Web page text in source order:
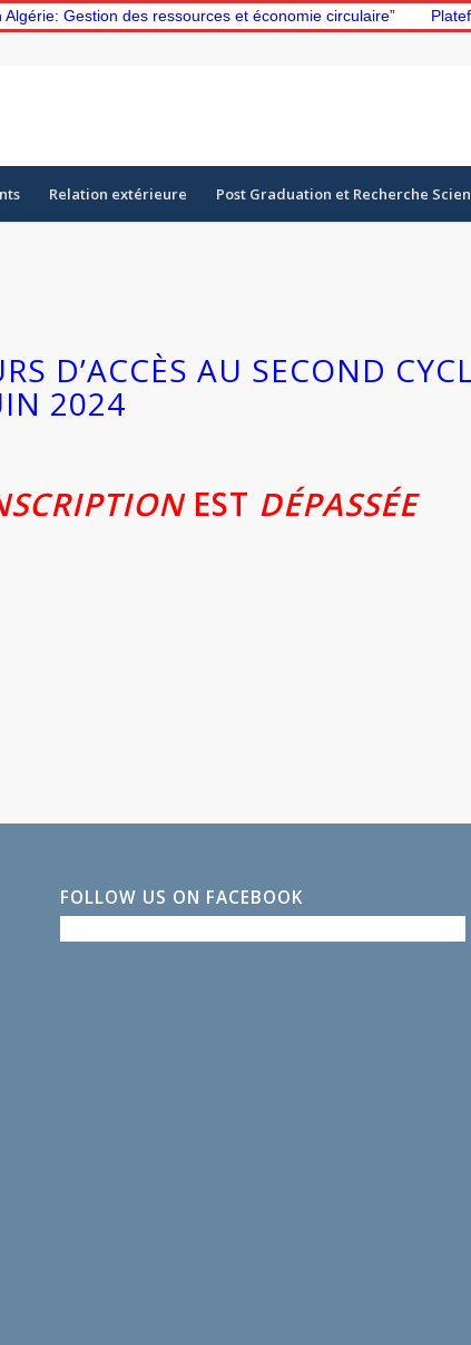
Gestion des ressources et économie circulaire” Plateforme
Relation extérieure Post Graduation et Recherche
D’ACCÈS AU SECOND
2024
EST DÉPASSÉE
FOLLOW US ON FACEBOOK